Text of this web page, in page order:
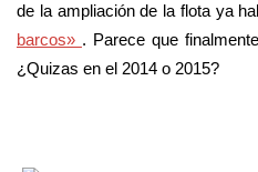
de la ampliación de la flota ya
barcos» . Parece que
¿Quizas en el 2014 o 2015?